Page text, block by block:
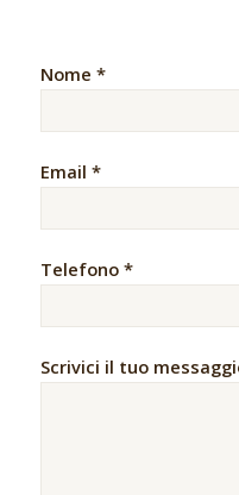
Nome *
Email *
Telefono *
Scrivici il tuo